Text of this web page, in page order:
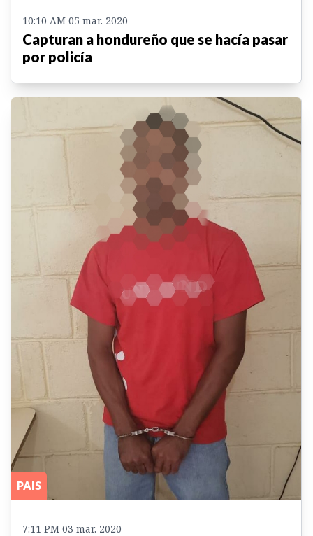
10:10 AM 05 mar. 2020
Capturan a hondureño que se hacía pasar
por policía
PAIS
7:11 PM 03 mar. 2020